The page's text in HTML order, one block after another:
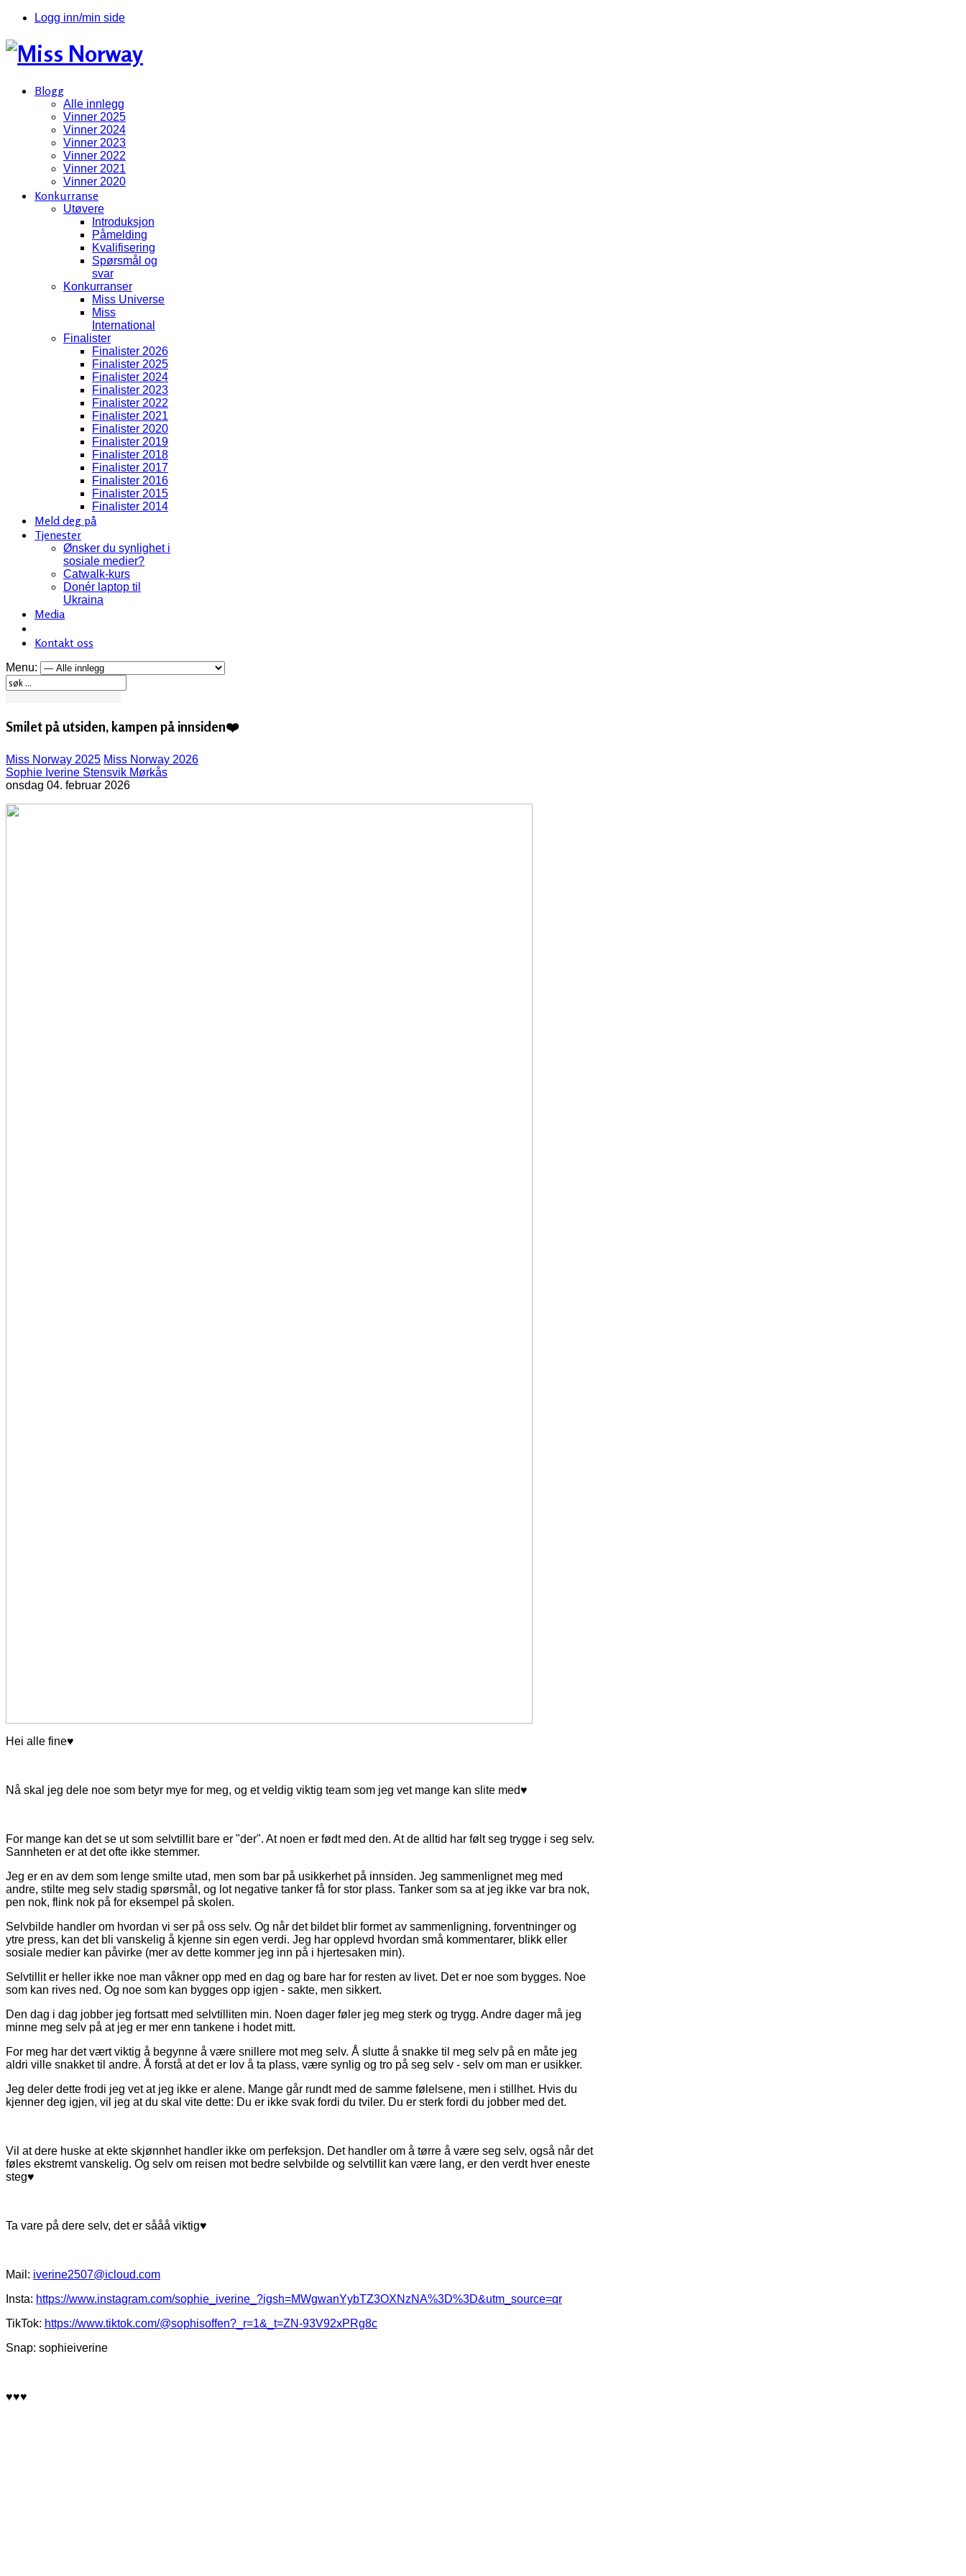
Logg inn/min side
Blogg
Alle innlegg
Vinner 2025
Vinner 2024
Vinner 2023
Vinner 2022
Vinner 2021
Vinner 2020
Konkurranse
Utøvere
Introduksjon
Påmelding
Kvalifisering
Spørsmål og
svar
Konkurranser
Miss Universe
Miss
International
Finalister
Finalister 2026
Finalister 2025
Finalister 2024
Finalister 2023
Finalister 2022
Finalister 2021
Finalister 2020
Finalister 2019
Finalister 2018
Finalister 2017
Finalister 2016
Finalister 2015
Finalister 2014
Meld deg på
Tjenester
Ønsker du synlighet i
sosiale medier?
Catwalk-kurs
Donér laptop til
Ukraina
Media
Kontakt oss
Menu:
Smilet på utsiden, kampen på innsiden❤️‍
Miss Norway 2025 Miss Norway 2026
Sophie Iverine Stensvik Mørkås
onsdag 04. februar 2026
Hei alle fine♥
Nå skal jeg dele noe som betyr mye for meg, og et veldig viktig team som jeg vet mange kan slite med♥
For mange kan det se ut som selvtillit bare er "der". At noen er født med den. At de alltid har følt seg trygge i seg selv.
Sannheten er at det ofte ikke stemmer.
Jeg er en av dem som lenge smilte utad, men som bar på usikkerhet på innsiden. Jeg sammenlignet meg med
andre, stilte meg selv stadig spørsmål, og lot negative tanker få for stor plass. Tanker som sa at jeg ikke var bra nok,
pen nok, flink nok på for eksempel på skolen.
Selvbilde handler om hvordan vi ser på oss selv. Og når det bildet blir formet av sammenligning, forventninger og
ytre press, kan det bli vanskelig å kjenne sin egen verdi. Jeg har opplevd hvordan små kommentarer, blikk eller
sosiale medier kan påvirke (mer av dette kommer jeg inn på i hjertesaken min).
Selvtillit er heller ikke noe man våkner opp med en dag og bare har for resten av livet. Det er noe som bygges. Noe
som kan rives ned. Og noe som kan bygges opp igjen - sakte, men sikkert.
Den dag i dag jobber jeg fortsatt med selvtilliten min. Noen dager føler jeg meg sterk og trygg. Andre dager må jeg
minne meg selv på at jeg er mer enn tankene i hodet mitt.
For meg har det vært viktig å begynne å være snillere mot meg selv. Å slutte å snakke til meg selv på en måte jeg
aldri ville snakket til andre. Å forstå at det er lov å ta plass, være synlig og tro på seg selv - selv om man er usikker.
Jeg deler dette frodi jeg vet at jeg ikke er alene. Mange går rundt med de samme følelsene, men i stillhet. Hvis du
kjenner deg igjen, vil jeg at du skal vite dette: Du er ikke svak fordi du tviler. Du er sterk fordi du jobber med det.
Vil at dere huske at ekte skjønnhet handler ikke om perfeksjon. Det handler om å tørre å være seg selv, også når det
føles ekstremt vanskelig. Og selv om reisen mot bedre selvbilde og selvtillit kan være lang, er den verdt hver eneste
steg♥
Ta vare på dere selv, det er sååå viktig♥
Mail: iverine2507@icloud.com
Insta: https://www.instagram.com/sophie_iverine_?igsh=MWgwanYybTZ3OXNzNA%3D%3D&utm_source=qr
TikTok: https://www.tiktok.com/@sophisoffen?_r=1&_t=ZN-93V92xPRg8c
Snap: sophieiverine
♥♥♥